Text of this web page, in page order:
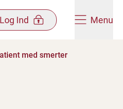
Log Ind Menu
med smerter